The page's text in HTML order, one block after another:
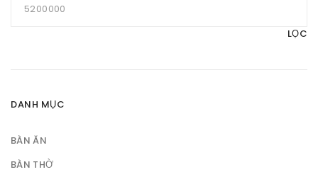
LỌC
DANH MỤC
BÀN ĂN
BÀN THỜ